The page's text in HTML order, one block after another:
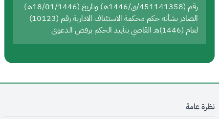
رقم (451141358/ق/1446هـ) وتاريخ (18/01/1446هـ)
الصادر بشأنه حكم محكمة الاستئناف الادارية رقم (10123)
لعام (1446)هـ القاضي بتأييد الحكم برفض الدعوى
نظرة عامة